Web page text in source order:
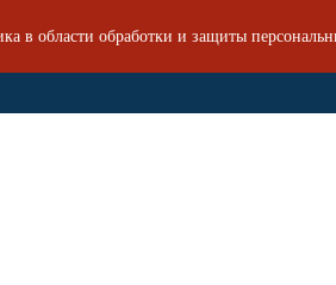
в области обработки и защиты